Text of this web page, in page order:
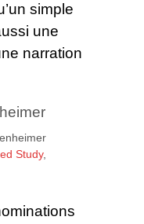
simple
une
narration
Study,